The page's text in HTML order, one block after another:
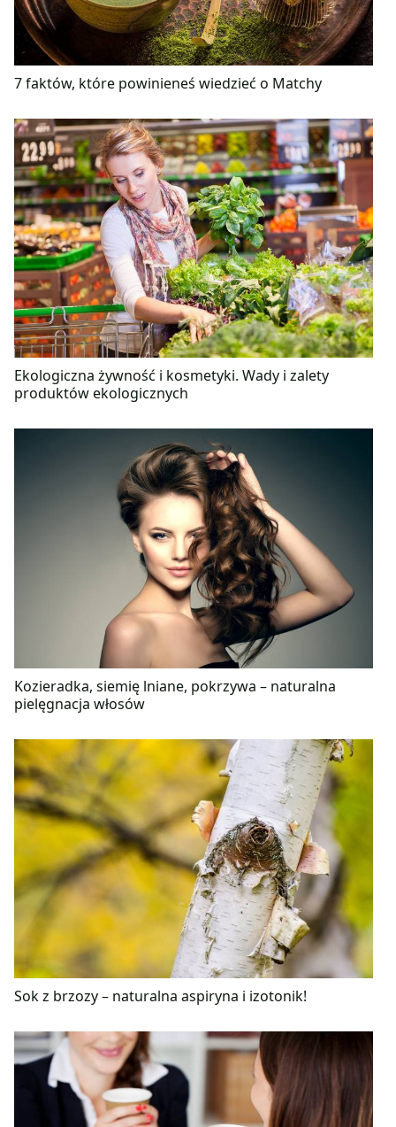
7 faktów, które powinieneś wiedzieć o Matchy
Ekologiczna żywność i kosmetyki. Wady i zalety
produktów ekologicznych
Kozieradka, siemię lniane, pokrzywa – naturalna
pielęgnacja włosów
Sok z brzozy – naturalna aspiryna i izotonik!